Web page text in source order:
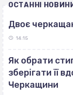
ОСТАННІ
Двоє
14:15
Як обрати
зберігати її
Черкащини